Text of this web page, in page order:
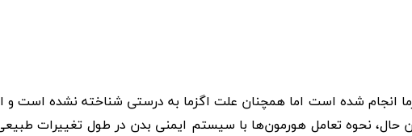
انجام شده است اما همچنان علت اگزما به درستی شناخته نشده است و
حال، نحوه تعامل هورمون‌ها با سیستم ایمنی بدن در طول تغییرات